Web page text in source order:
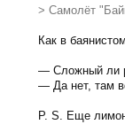
> Самолёт
Как в
— Сложный ли
— Да нет, там
P. S. Еще